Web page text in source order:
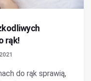
rąk!
do rąk sprawią,